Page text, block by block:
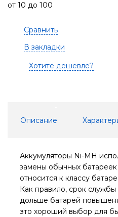
от 10 до 100
Сравнить
В закладки
Хотите дешевле?
Описание
Аккумуляторы Ni-MH
замены обычных
относится к классу
Как правило, срок
дольше батарей
это хороший выбор для